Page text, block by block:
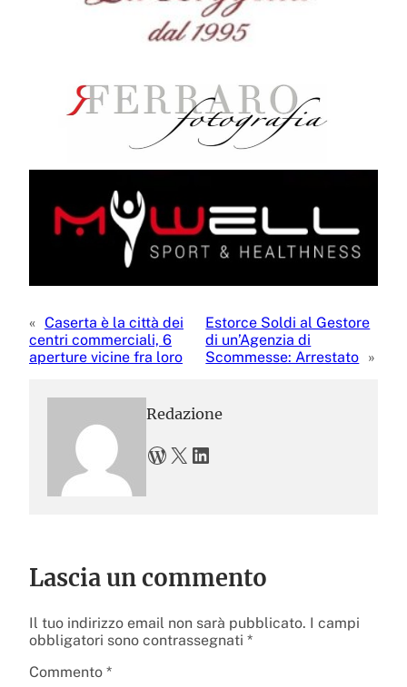
« Caserta è la città dei
centri commerciali, 6
aperture vicine fra loro
Estorce Soldi al Gestore
di un’Agenzia di
Scommesse: Arrestato »
Redazione
WordPress X LinkedIn
Lascia un commento
Il tuo indirizzo email non sarà pubblicato. I campi
obbligatori sono contrassegnati *
Commento *